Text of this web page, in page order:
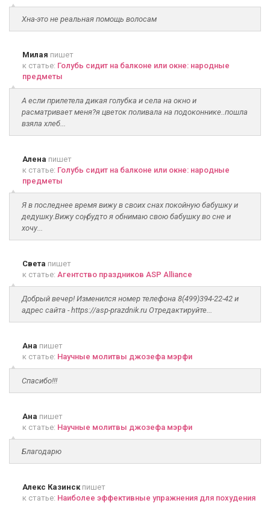
Хна-это не реальная помощь волосам
Милая пишет
к статье: Голубь сидит на балконе или окне: народные
предметы
А если прилетела дикая голубка и села на окно и
расматривает меня?я цветок поливала на подоконнике..пошла
взяла хлеб...
Алена пишет
к статье: Голубь сидит на балконе или окне: народные
предметы
Я в последнее время вижу в своих снах покойную бабушку и
дедушку.Вижу соң, будто я обнимаю свою бабушку во сне и
хочу...
Света пишет
к статье: Агентство праздников ASP Alliance
Добрый вечер! Изменился номер телефона 8(499)394-22-42 и
адрес сайта - https://asp-prazdnik.ru Отредактируйте...
Ана пишет
к статье: Научные молитвы джозефа мэрфи
Спасибо!!!
Ана пишет
к статье: Научные молитвы джозефа мэрфи
Благодарю
Алекс Казинскпишет
к статье: Наиболее эффективные упражнения для похудения